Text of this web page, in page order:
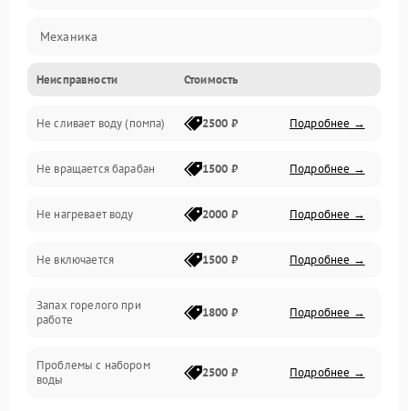
Механика
Электропитание
Водоснабжение
Слив
Программное обеспечение
Неисправности Стоимость
Не сливает воду (помпа) 2500 ₽ Подробнее →
Не вращается барабан 1500 ₽ Подробнее →
Не нагревает воду 2000 ₽ Подробнее →
Не включается 1500 ₽ Подробнее →
Запах горелого при
работе
1800 ₽ Подробнее →
Проблемы с набором
воды
2500 ₽ Подробнее →